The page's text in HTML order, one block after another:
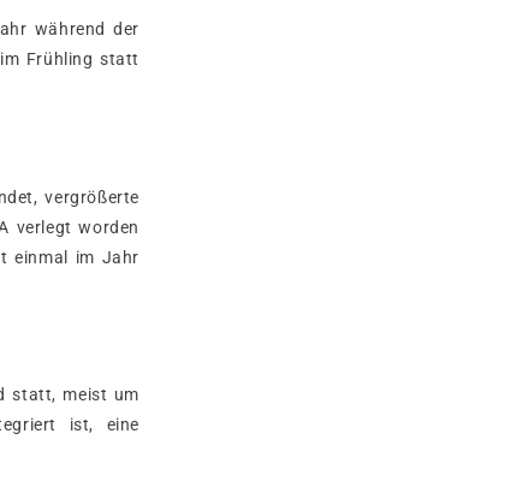
während der
Frühling statt
vergrößerte
verlegt worden
einmal im Jahr
statt, meist um
ist, eine